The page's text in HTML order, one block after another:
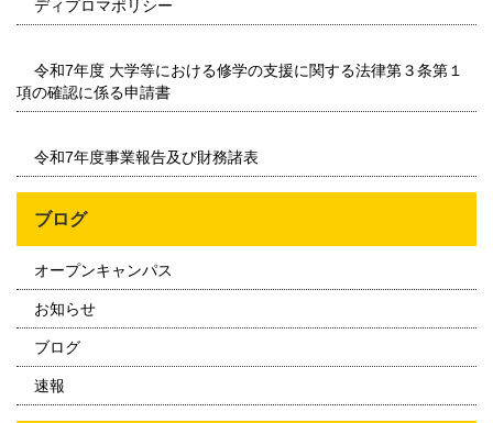
ディプロマポリシー
令和7年度 大学等における修学の支援に関する法律第３条第１
項の確認に係る申請書
令和7年度事業報告及び財務諸表
ブログ
オープンキャンパス
お知らせ
ブログ
速報